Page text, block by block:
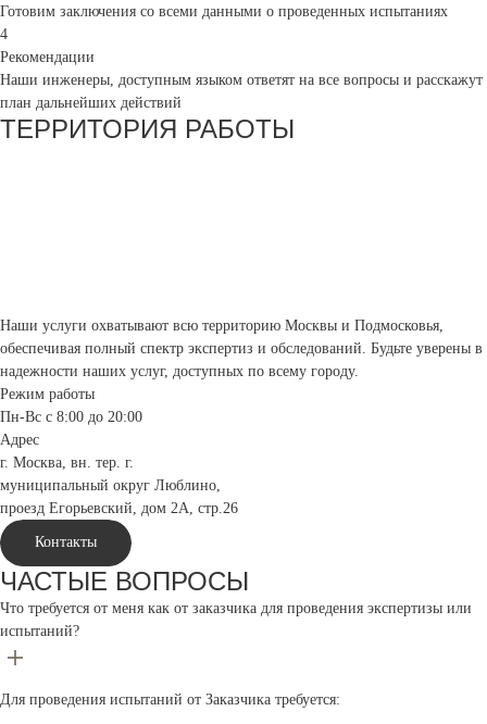
Готовим заключения со всеми данными о проведенных испытаниях
4
Рекомендации
Наши инженеры, доступным языком ответят на все вопросы и расскажут
план дальнейших действий
ТЕРРИТОРИЯ РАБОТЫ
Наши услуги охватывают всю территорию Москвы и Подмосковья,
обеспечивая полный спектр экспертиз и обследований. Будьте уверены в
надежности наших услуг, доступных по всему городу.
Режим работы
Пн-Вс с 8:00 до 20:00
Адрес
г. Москва, вн. тер. г.
муниципальный округ Люблино,
проезд Егорьевский, дом 2А, стр.26
Контакты
ЧАСТЫЕ ВОПРОСЫ
Что требуется от меня как от заказчика для проведения экспертизы или
испытаний?
Для проведения испытаний от Заказчика требуется: